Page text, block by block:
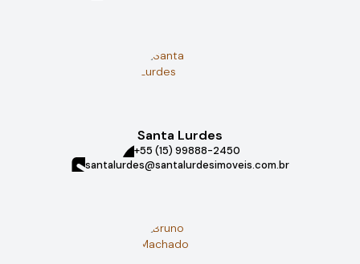
Santa Lurdes
+55 (15) 99888-2450
santalurdes@santalurdesimoveis.com.br